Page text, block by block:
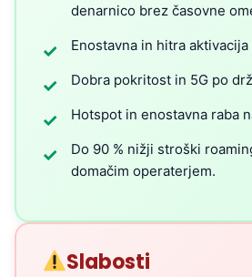
denarnico brez časovne
✓ Enostavna in hitra
✓ Dobra pokritost in 5G po
✓ Hotspot in enostavna raba
✓
Do 90 % nižji stroški
domačim operaterjem.
Slabosti